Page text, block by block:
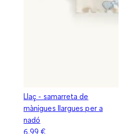
Llaç - samarreta de
mànigues llargues per a
nadó
6,99 €